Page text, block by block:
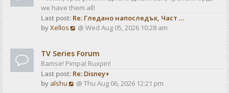
t
p
o
s
h
e
e
s
t
p
we have them all!
Last post: Re: Гледано напоследък, Част …
byXellos
V
w
t
h
e
@ Wed Aug 05, 2026 10:28 am
TV Series Forum
Bamse! Pimpa! Ruxpin!
Last post: Re: Disney+
by alshu
V@ Thu Aug 06, 2026 12:21 pm